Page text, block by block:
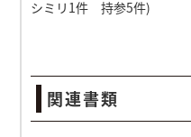
シミリ1件 持参5件)
関連書類